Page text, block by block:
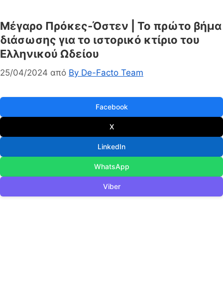
Μέγαρο Πρόκες-Όστεν | Το πρώτο βήμα
διάσωσης για το ιστορικό κτίριο του
Ελληνικού Ωδείου
25/04/2024 από By De-Facto Team
Facebook
X
LinkedIn
WhatsApp
Viber